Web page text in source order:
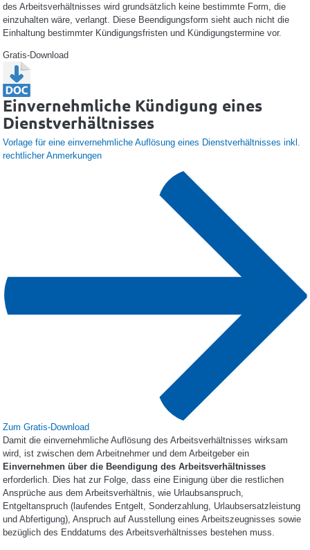
des Arbeitsverhältnisses wird grundsätzlich keine bestimmte Form, die
einzuhalten wäre, verlangt. Diese Beendigungsform sieht auch nicht die
Einhaltung bestimmter Kündigungsfristen und Kündigungstermine vor.
Gratis-Download
Einvernehmliche Kündigung eines
Dienstverhältnisses
Vorlage für eine einvernehmliche Auflösung eines Dienstverhältnisses inkl.
rechtlicher Anmerkungen
Zum Gratis-Download
Damit die einvernehmliche Auflösung des Arbeitsverhältnisses wirksam
wird, ist zwischen dem Arbeitnehmer und dem Arbeitgeber ein
Einvernehmen über die Beendigung des Arbeitsverhältnisses
erforderlich. Dies hat zur Folge, dass eine Einigung über die restlichen
Ansprüche aus dem Arbeitsverhältnis, wie Urlaubsanspruch,
Entgeltanspruch (laufendes Entgelt, Sonderzahlung, Urlaubsersatzleistung
und Abfertigung), Anspruch auf Ausstellung eines Arbeitszeugnisses sowie
bezüglich des Enddatums des Arbeitsverhältnisses bestehen muss.